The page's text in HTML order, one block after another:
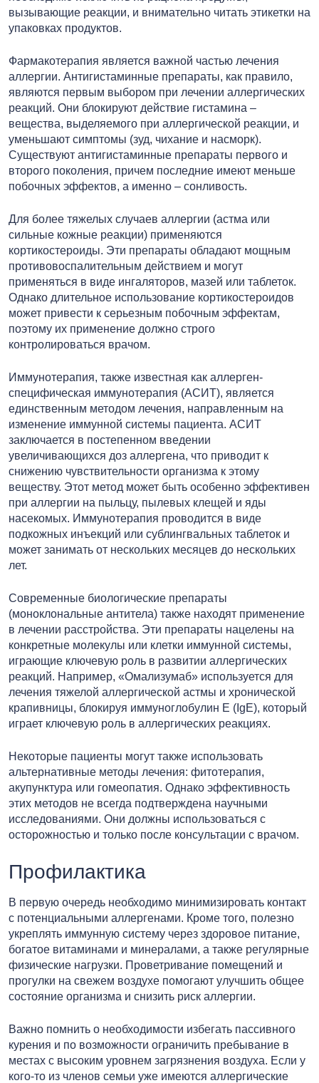
вызывающие реакции, и внимательно читать этикетки на
упаковках продуктов.
Фармакотерапия является важной частью лечения
аллергии. Антигистаминные препараты, как правило,
являются первым выбором при лечении аллергических
реакций. Они блокируют действие гистамина –
вещества, выделяемого при аллергической реакции, и
уменьшают симптомы (зуд, чихание и насморк).
Существуют антигистаминные препараты первого и
второго поколения, причем последние имеют меньше
побочных эффектов, а именно – сонливость.
Для более тяжелых случаев аллергии (астма или
сильные кожные реакции) применяются
кортикостероиды. Эти препараты обладают мощным
противовоспалительным действием и могут
применяться в виде ингаляторов, мазей или таблеток.
Однако длительное использование кортикостероидов
может привести к серьезным побочным эффектам,
поэтому их применение должно строго
контролироваться врачом.
Иммунотерапия, также известная как аллерген-
специфическая иммунотерапия (АСИТ), является
единственным методом лечения, направленным на
изменение иммунной системы пациента. АСИТ
заключается в постепенном введении
увеличивающихся доз аллергена, что приводит к
снижению чувствительности организма к этому
веществу. Этот метод может быть особенно эффективен
при аллергии на пыльцу, пылевых клещей и яды
насекомых. Иммунотерапия проводится в виде
подкожных инъекций или сублингвальных таблеток и
может занимать от нескольких месяцев до нескольких
лет.
Современные биологические препараты
(моноклональные антитела) также находят применение
в лечении расстройства. Эти препараты нацелены на
конкретные молекулы или клетки иммунной системы,
играющие ключевую роль в развитии аллергических
реакций. Например, «Омализумаб» используется для
лечения тяжелой аллергической астмы и хронической
крапивницы, блокируя иммуноглобулин Е (IgE), который
играет ключевую роль в аллергических реакциях.
Некоторые пациенты могут также использовать
альтернативные методы лечения: фитотерапия,
акупунктура или гомеопатия. Однако эффективность
этих методов не всегда подтверждена научными
исследованиями. Они должны использоваться с
осторожностью и только после консультации с врачом.
Профилактика
В первую очередь необходимо минимизировать контакт
с потенциальными аллергенами. Кроме того, полезно
укреплять иммунную систему через здоровое питание,
богатое витаминами и минералами, а также регулярные
физические нагрузки. Проветривание помещений и
прогулки на свежем воздухе помогают улучшить общее
состояние организма и снизить риск аллергии.
Важно помнить о необходимости избегать пассивного
курения и по возможности ограничить пребывание в
местах с высоким уровнем загрязнения воздуха. Если у
кого-то из членов семьи уже имеются аллергические